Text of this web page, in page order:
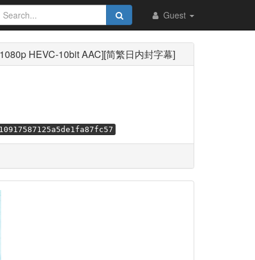
Guest
HEVC-10bit AAC][简繁日内封字幕]